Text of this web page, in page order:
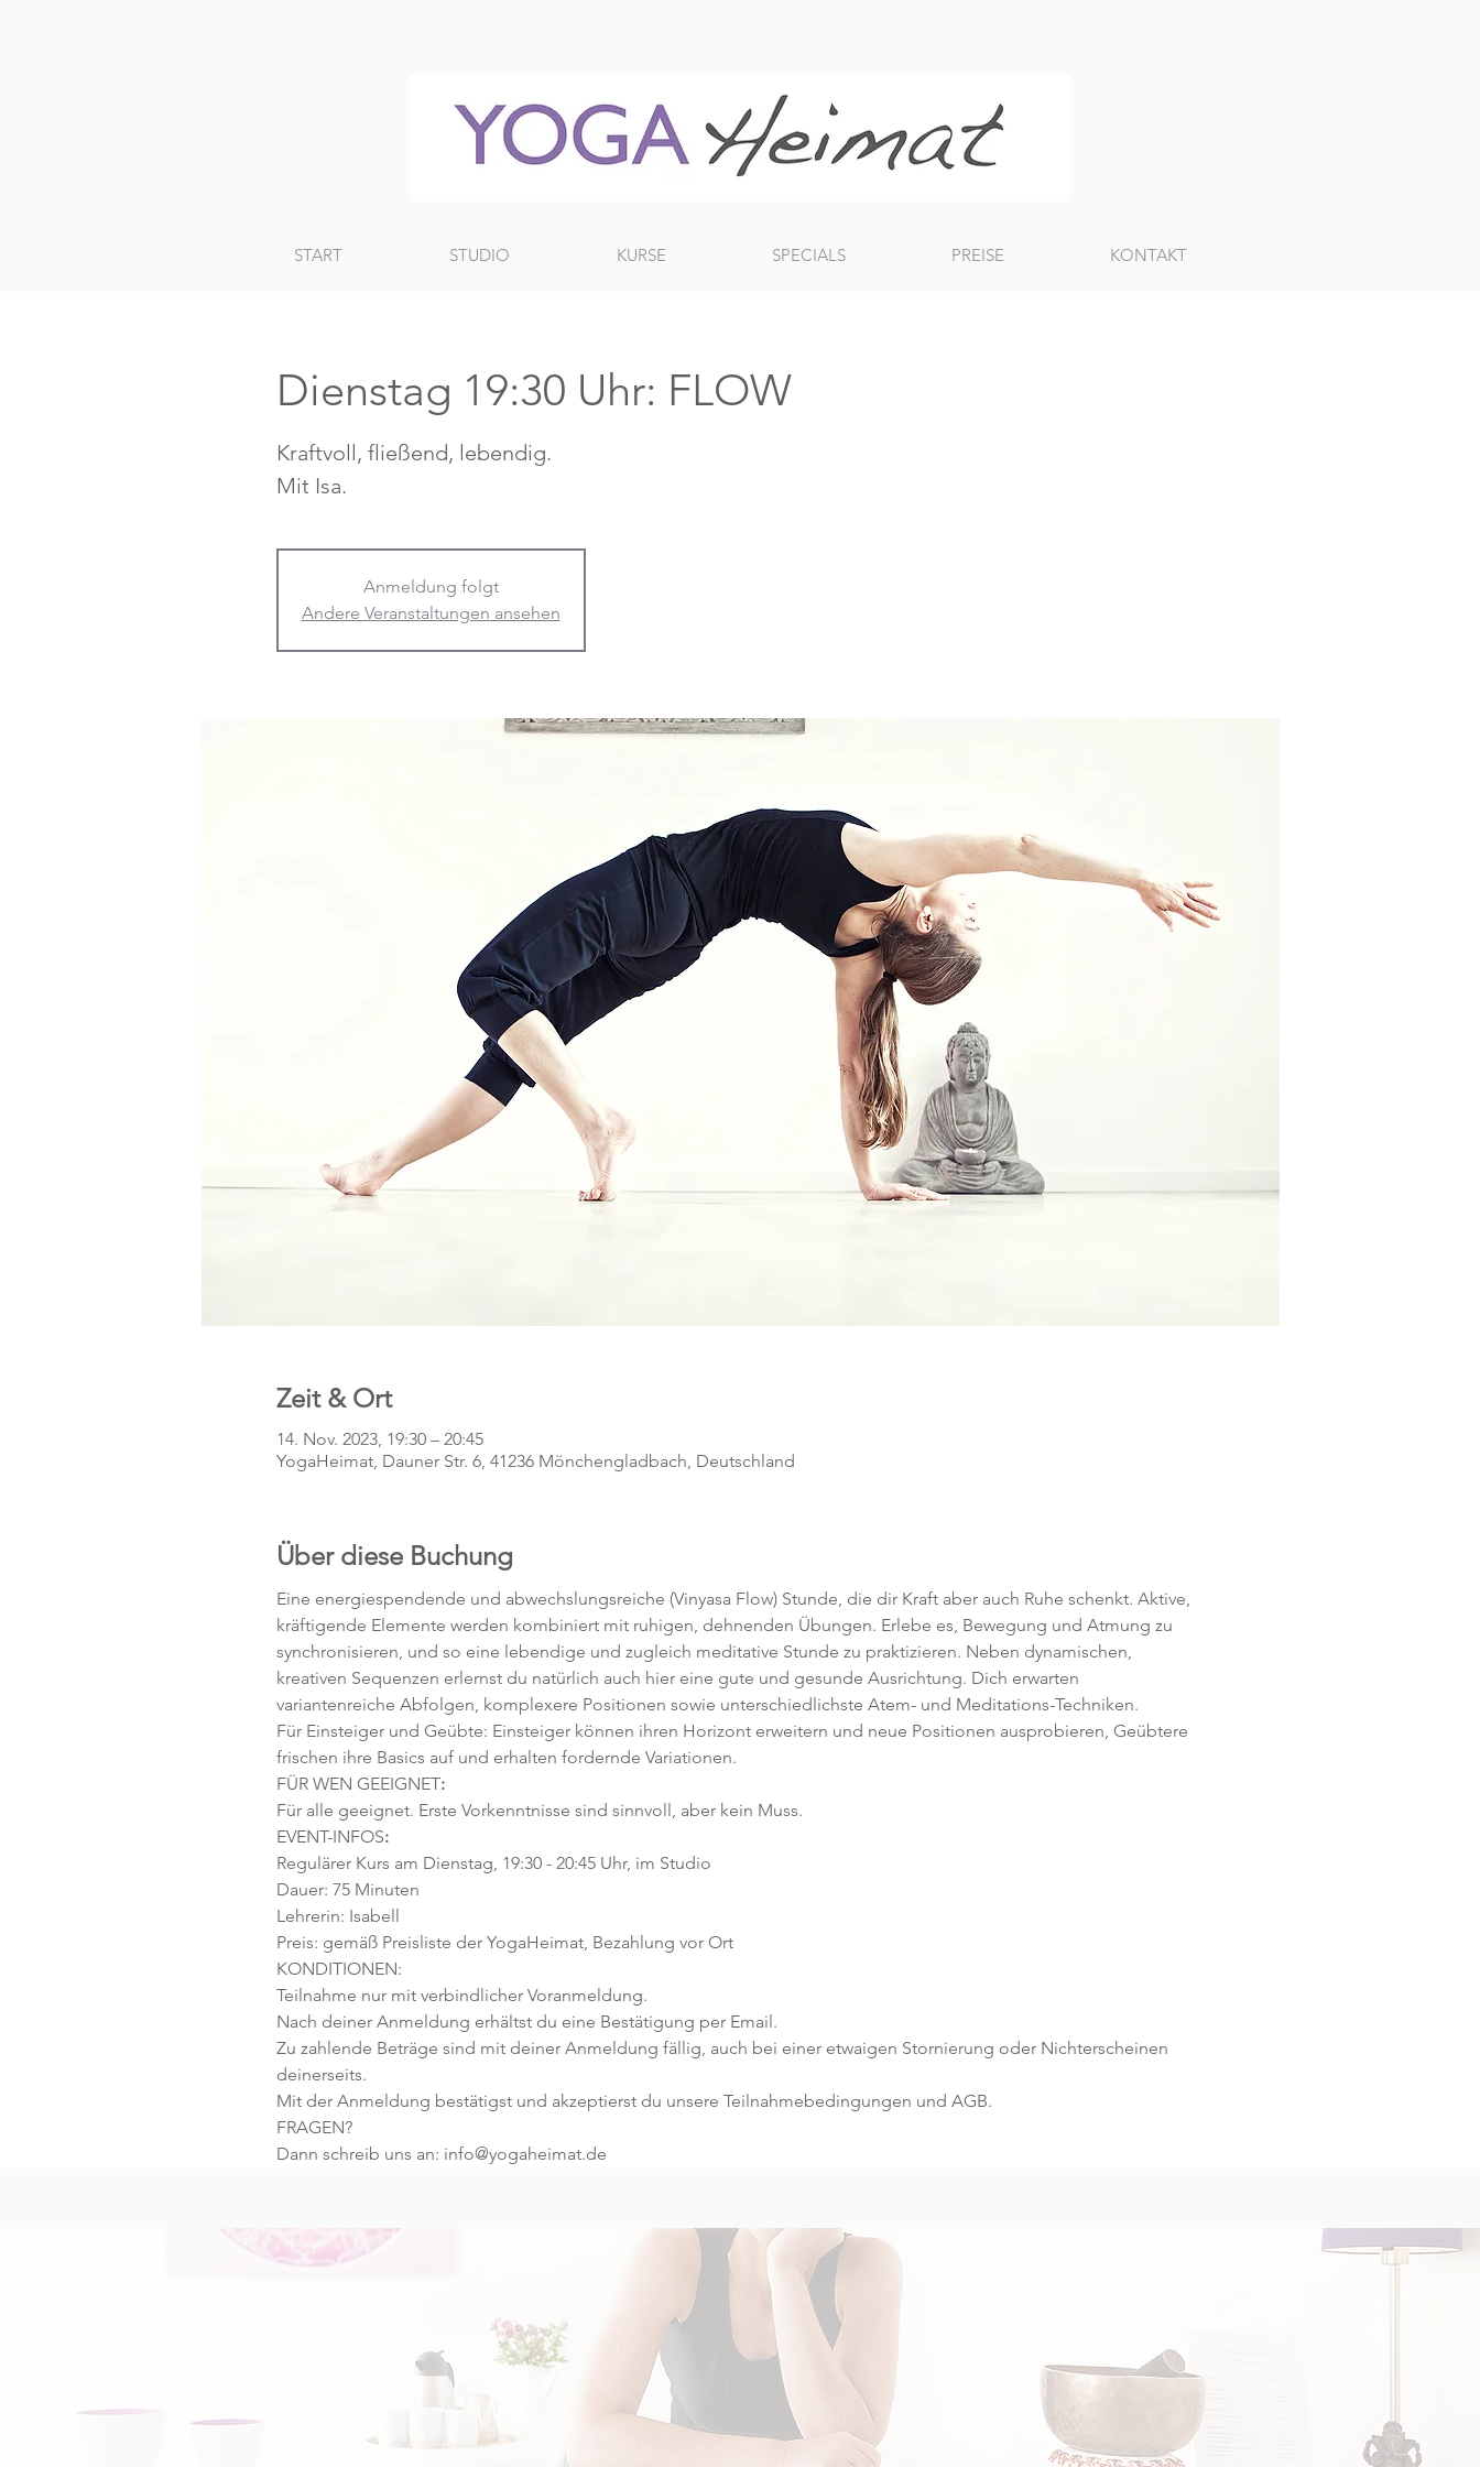
START STUDIO KURSE SPECIALS PREISE KONTAKT
Dienstag 19:30 Uhr: FLOW
Kraftvoll, fließend, lebendig.
Mit Isa.
Anmeldung folgt
Andere Veranstaltungen ansehen
Zeit & Ort
14. Nov. 2023, 19:30 – 20:45
YogaHeimat, Dauner Str. 6, 41236 Mönchengladbach, Deutschland
Über diese Buchung
Eine energiespendende und abwechslungsreiche (Vinyasa Flow) Stunde, die dir Kraft aber auch Ruhe schenkt. Aktive,
kräftigende Elemente werden kombiniert mit ruhigen, dehnenden Übungen. Erlebe es, Bewegung und Atmung zu
synchronisieren, und so eine lebendige und zugleich meditative Stunde zu praktizieren. Neben dynamischen,
kreativen Sequenzen erlernst du natürlich auch hier eine gute und gesunde Ausrichtung. Dich erwarten
variantenreiche Abfolgen, komplexere Positionen sowie unterschiedlichste Atem- und Meditations-Techniken.
Für Einsteiger und Geübte: Einsteiger können ihren Horizont erweitern und neue Positionen ausprobieren, Geübtere
frischen ihre Basics auf und erhalten fordernde Variationen.
FÜR WEN GEEIGNET:
Für alle geeignet. Erste Vorkenntnisse sind sinnvoll, aber kein Muss.
EVENT-INFOS:
Regulärer Kurs am Dienstag, 19:30 - 20:45 Uhr, im Studio
Dauer: 75 Minuten
Lehrerin: Isabell
Preis: gemäß Preisliste der YogaHeimat, Bezahlung vor Ort
KONDITIONEN:
Teilnahme nur mit verbindlicher Voranmeldung.
Nach deiner Anmeldung erhältst du eine Bestätigung per Email.
Zu zahlende Beträge sind mit deiner Anmeldung fällig, auch bei einer etwaigen Stornierung oder Nichterscheinen
deinerseits.
Mit der Anmeldung bestätigst und akzeptierst du unsere Teilnahmebedingungen und AGB.
FRAGEN?
Dann schreib uns an: info@yogaheimat.de